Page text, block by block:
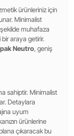
ürünleriniz için
Minimalist
şekilde muhafaza
araya getirir.
Neutro, geniş
sahiptir. Minimalist
Detaylara
uyum
ürünlerine
çıkaracak bu